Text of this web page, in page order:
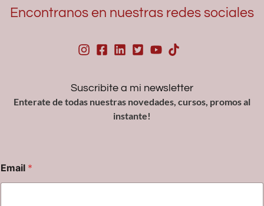
Encontranos en nuestras redes sociales
Suscribite a mi newsletter
Enterate de todas nuestras novedades, cursos, promos al
instante!
Email *